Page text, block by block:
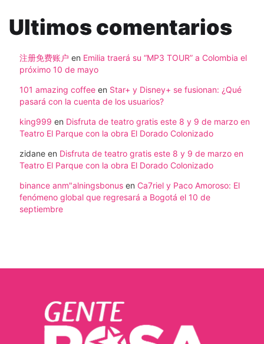
Ultimos comentarios
注册免费账户 en Emilia traerá su “MP3 TOUR” a Colombia el
próximo 10 de mayo
101 amazing coffee en Star+ y Disney+ se fusionan: ¿Qué
pasará con la cuenta de los usuarios?
king999 en Disfruta de teatro gratis este 8 y 9 de marzo en
Teatro El Parque con la obra El Dorado Colonizado
zidane en Disfruta de teatro gratis este 8 y 9 de marzo en
Teatro El Parque con la obra El Dorado Colonizado
binance anm"alningsbonus en Ca7riel y Paco Amoroso: El
fenómeno global que regresará a Bogotá el 10 de
septiembre